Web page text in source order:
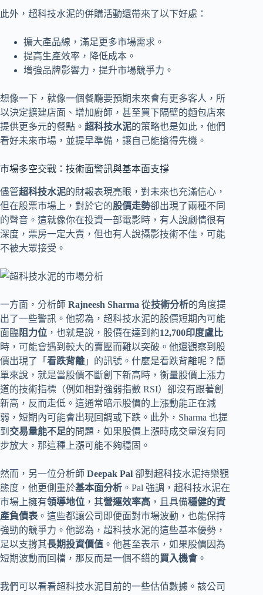
此外，超科技水泥的併購活動還帶來了以下好處：
擴大產品線，滿足更多市場需求。
提高生產效率，降低成本。
增強品牌影響力，提升市場競爭力。
想像一下，就像一個餐廳要預期未來會有更多客人，所
以決定擴建店面、增加廚師，甚至買下隔壁的麵包店來
提供更多元的餐點。 超科技水泥的策略也是如此，他們
看好未來市場，並提早準備，讓自己能搶得先機。
市場多空交戰：技術面警訊與基本面支撐
儘管超科技水泥的財報表現亮眼，對未來也充滿信心，
但在股票市場上，對於它的股價走勢卻出現了兩種不同
的聲音。這就像你在投資一部電影時，有人說劇情很有
深度，票房一定大賣，但也有人說攝影技術不佳，可能
不被大眾接受。
一方面，分析師 Rajneesh Sharma 從技術分析的角度提
出了一些警訊。他認為，超科技水泥的股價短期內可能
面臨阻力位 ，也就是說，股價在達到約12,700印度盧比
時，可能會遇到較大的賣壓而難以突破。他還觀察到股
價出現了「 看跌背離 」的訊號。什麼是看跌背離呢？簡
單來說，就是當股價不斷創下新高時，衡量股價上漲力
道的技術指標（例如相對強弱指數 RSI）卻沒有跟著創
新高，反而走低。這通常暗示股價的上漲動能正在減
弱，短期內可能會出現回調或下跌。此外，Sharma 也提
到 交易量能不足的問題，如果股價上漲時成交量沒有同
步放大，那這種上漲可能不夠穩固。
然而，另一位分析師 Deepak Pal 卻對超科技水泥持樂觀
態度，他更側重於基本面分析 。Pal 強調，超科技水泥在
市場上擁有領導地位 ，其營運效率高 ，且具備穩健的資
產負債表 。這些都讓公司即便面對市場波動，也能保持
強勁的競爭力。他認為，超科技水泥的這些基本優勢，
足以支撐其長期投資價值 。他甚至表示，如果股價因為
短期波動而回檔，那反而是一個不錯的買入機會。
我們可以看看超科技水泥目前的一些估值數據。該公司